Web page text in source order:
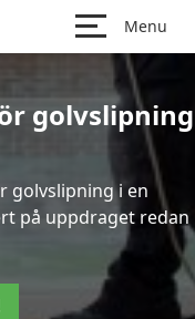
Menu
golvslipning
golvslipning i en
på uppdraget redan